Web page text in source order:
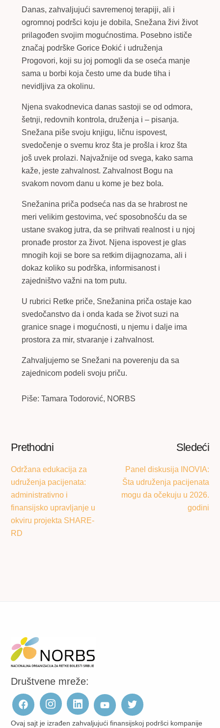
Danas, zahvaljujući savremenoj terapiji, ali i
ogromnoj podršci koju je dobila, Snežana živi život
prilagođen svojim mogućnostima. Posebno ističe
značaj podrške Gorice Đokić i udruženja
Progovori, koji su joj pomogli da se oseća manje
sama u borbi koja često ume da bude tiha i
nevidljiva za okolinu.
Njena svakodnevica danas sastoji se od odmora,
šetnji, redovnih kontrola, druženja i – pisanja.
Snežana piše svoju knjigu, ličnu ispovest,
svedočenje o svemu kroz šta je prošla i kroz šta
još uvek prolazi. Najvažnije od svega, kako sama
kaže, jeste zahvalnost. Zahvalnost Bogu na
svakom novom danu u kome je bez bola.
Snežanina priča podseća nas da se hrabrost ne
meri velikim gestovima, već sposobnošću da se
ustane svakog jutra, da se prihvati realnost i u njoj
pronađe prostor za život. Njena ispovest je glas
mnogih koji se bore sa retkim dijagnozama, ali i
dokaz koliko su podrška, informisanost i
zajedništvo važni na tom putu.
U rubrici Retke priče, Snežanina priča ostaje kao
svedočanstvo da i onda kada se život suzi na
granice snage i mogućnosti, u njemu i dalje ima
prostora za mir, stvaranje i zahvalnost.
Zahvaljujemo se Snežani na poverenju da sa
zajednicom podeli svoju priču.
Piše: Tamara Todorović, NORBS
Prethodni
Održana edukacija za
udruženja pacijenata:
administrativno i
finansijsko upravljanje u
okviru projekta SHARE-
RD
Sledeći
Panel diskusija INOVIA:
Šta udruženja pacijenata
mogu da očekuju u 2026.
godini
Društvene mreže:
Ovaj sajt je izrađen zahvaljujući finansijskoj podršci kompanije